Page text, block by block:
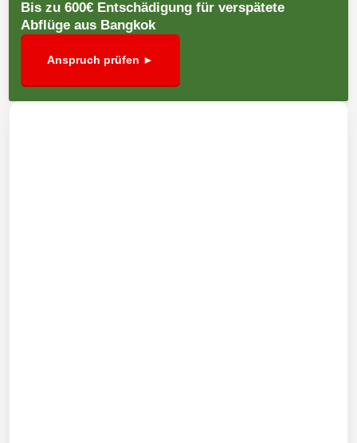
Bis zu 600€ Entschädigung für verspätete
Abflüge aus Bangkok
Anspruch prüfen ►